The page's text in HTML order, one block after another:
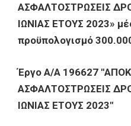
ΑΣΦΑΛΤΟΣΤΡΩΣΕΙΣ
ΙΩΝΙΑΣ ΕΤΟΥΣ 2023»
προϋπολογισμό
Έργο Α/Α 196627
ΑΣΦΑΛΤΟΣΤΡΩΣΕΙΣ
ΙΩΝΙΑΣ ΕΤΟΥΣ 2023"